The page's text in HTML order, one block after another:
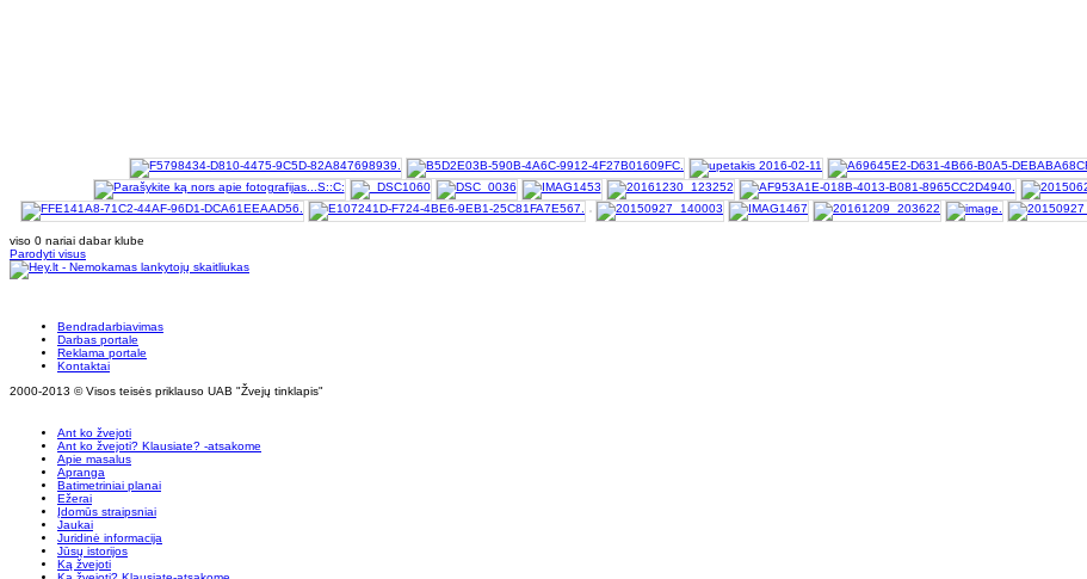
viso 0 nariai dabar klube
Parodyti visus
Bendradarbiavimas
Darbas portale
Reklama portale
Kontaktai
2000-2013 © Visos teisės priklauso UAB "Žvejų tinklapis"
Ant ko žvejoti
Ant ko žvejoti? Klausiate? -atsakome
Apie masalus
Apranga
Batimetriniai planai
Ežerai
Įdomūs straipsniai
Jaukai
Juridinė informacija
Jūsų istorijos
Ką žvejoti